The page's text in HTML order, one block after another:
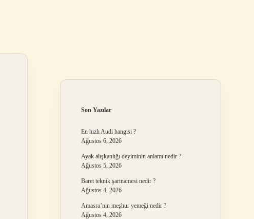
Son Yazılar
En hızlı Audi hangisi ?
Ağustos 6, 2026
Ayak alışkanlığı deyiminin anlamı nedir ?
Ağustos 5, 2026
Baret teknik şartnamesi nedir ?
Ağustos 4, 2026
Amasra’nın meşhur yemeği nedir ?
Ağustos 4, 2026